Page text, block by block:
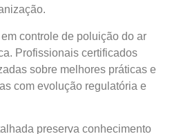
controle de poluição do ar
Profissionais certificados
sobre melhores práticas e
com evolução regulatória e
preserva conhecimento